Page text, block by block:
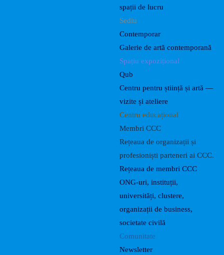
spații de lucru
Sediu
Contemporar
Galerie de artă contemporană
Spațiu expozițional
Qub
Centru pentru știință și artă —
vizite și ateliere
Centru educațional
Membri CCC
Rețeaua de organizații și
profesioniști parteneri ai CCC.
Rețeaua de membri CCC
ONG-uri, instituții,
universități, clustere,
organizații de business,
societate civilă
Comunitate
Newsletter